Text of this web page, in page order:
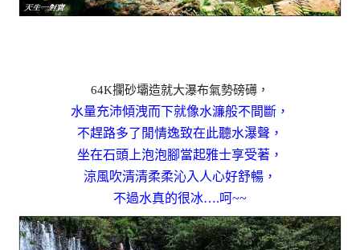
64K攔砂壩造就大瀑布氣勢磅礡，
水量充沛傾洩而下就像水濂般不間斷，
不趕路多了閒情逸致在此聽水瀑聲，
坐在石頭上泡泡腳當起雅士享受著，
涼風吹清清柔柔沁入人心好舒暢，
不過水真的很冰….呵~~